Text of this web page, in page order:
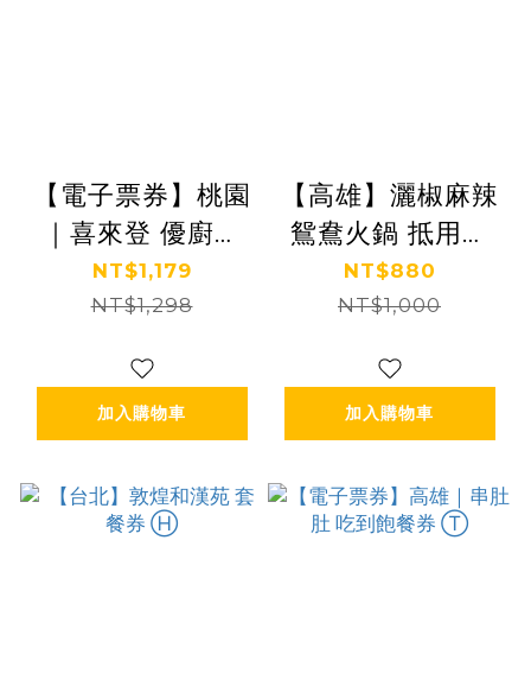
【電子票券】桃園
｜喜來登 優廚西
餐廳 餐券 Ⓜ
NT$1,179
NT$1,298
加入購物車
【高雄】灑椒麻辣
鴛鴦火鍋 抵用券
Ⓣ
NT$880
NT$1,000
加入購物車